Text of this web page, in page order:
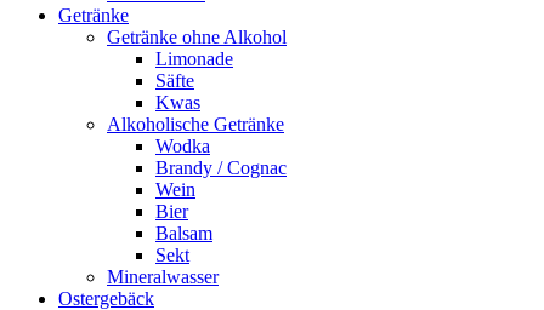
Getränke
Getränke ohne Alkohol
Limonade
Säfte
Kwas
Alkoholische Getränke
Wodka
Brandy / Cognac
Wein
Bier
Balsam
Sekt
Mineralwasser
Ostergebäck